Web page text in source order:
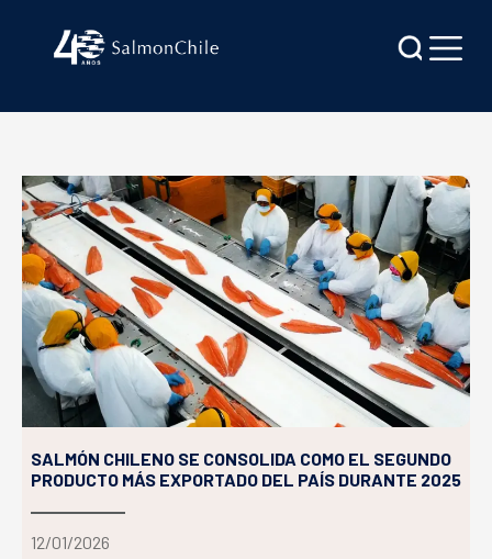
SALMÓN CHILENO SE CONSOLIDA COMO EL SEGUNDO
PRODUCTO MÁS EXPORTADO DEL PAÍS DURANTE 2025
12/01/2026